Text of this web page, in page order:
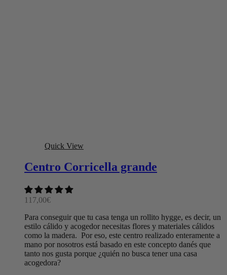
Quick View
Centro Corricella grande
117,00€
Para conseguir que tu casa tenga un rollito hygge, es decir, un
estilo cálido y acogedor necesitas flores y materiales cálidos
como la madera. Por eso, este centro realizado enteramente a
mano por nosotros está basado en este concepto danés que
tanto nos gusta porque ¿quién no busca tener una casa
acogedora?